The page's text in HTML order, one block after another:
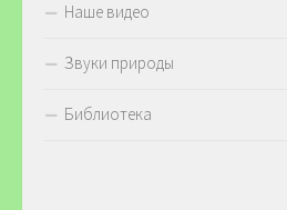
Наше видео
Звуки природы
Библиотека